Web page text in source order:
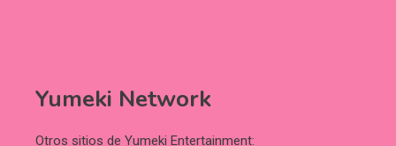
Yumeki Network
Otros sitios de Yumeki Entertainment: